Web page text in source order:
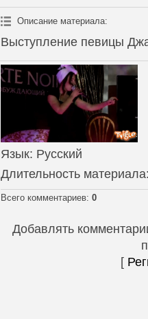
Описание материала:
Выступление певицы
Язык: Русский
Длительность материала
Всего комментариев: 0
Добавлять
[